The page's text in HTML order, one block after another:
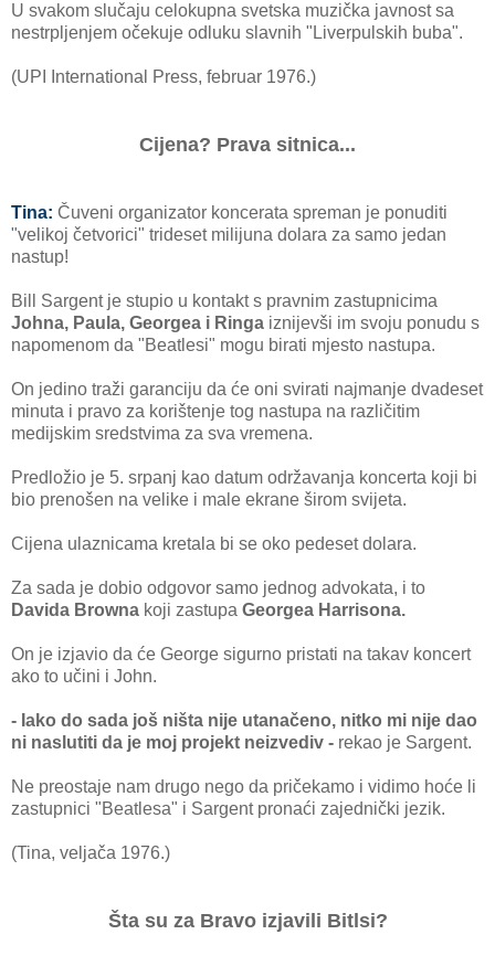
U svakom slučaju celokupna svetska muzička javnost sa
nestrpljenjem očekuje odluku slavnih "Liverpulskih buba".
(UPI International Press, februar 1976.)
Cijena? Prava sitnica...
Tina: Čuveni organizator koncerata spreman je ponuditi
"velikoj četvorici" trideset milijuna dolara za samo jedan
nastup!
Bill Sargent je stupio u kontakt s pravnim zastupnicima
Johna, Paula, Georgea i Ringa iznijevši im svoju ponudu s
napomenom da "Beatlesi" mogu birati mjesto nastupa.
On jedino traži garanciju da će oni svirati najmanje dvadeset
minuta i pravo za korištenje tog nastupa na različitim
medijskim sredstvima za sva vremena.
Predložio je 5. srpanj kao datum održavanja koncerta koji bi
bio prenošen na velike i male ekrane širom svijeta.
Cijena ulaznicama kretala bi se oko pedeset dolara.
Za sada je dobio odgovor samo jednog advokata, i to
Davida Browna koji zastupa Georgea Harrisona.
On je izjavio da će George sigurno pristati na takav koncert
ako to učini i John.
- Iako do sada još ništa nije utanačeno, nitko mi nije dao
ni naslutiti da je moj projekt neizvediv - rekao je Sargent.
Ne preostaje nam drugo nego da pričekamo i vidimo hoće li
zastupnici "Beatlesa" i Sargent pronaći zajednički jezik.
(Tina, veljača 1976.)
Šta su za Bravo izjavili Bitlsi?